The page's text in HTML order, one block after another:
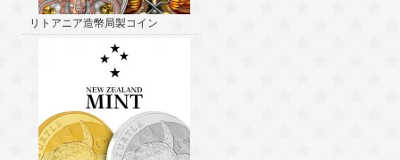
リトアニア造幣局製コイン